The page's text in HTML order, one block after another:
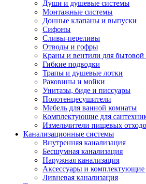
Души и душевые системы
Монтажные системы
Донные клапаны и выпуски
Сифоны
Сливы-переливы
Отводы и гофры
Краны и вентили для бытовой
Гибкие подводки
Трапы и душевые лотки
Раковины и мойки
Унитазы, биде и писсуары
Полотенцесушители
Мебель для ванной комнаты
Комплектующие для
Измельчители пищевых
Канализационные системы
Внутренняя канализация
Бесшумная канализация
Наружная канализация
Аксессуары и комплектующие
Ливневая канализация